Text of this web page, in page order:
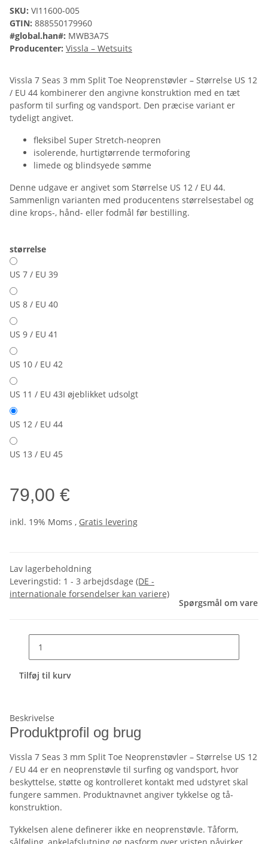
SKU: VI11600-005
GTIN: 888550179960
#global.han#: MWB3A7S
Producenter: Vissla – Wetsuits
Vissla 7 Seas 3 mm Split Toe Neoprenstøvler – Størrelse US 12
/ EU 44 kombinerer den angivne konstruktion med en tæt
pasform til surfing og vandsport. Den præcise variant er
tydeligt angivet.
fleksibel Super Stretch-neopren
isolerende, hurtigtørrende termoforing
limede og blindsyede sømme
Denne udgave er angivet som Størrelse US 12 / EU 44.
Sammenlign varianten med producentens størrelsestabel og
dine krops-, hånd- eller fodmål før bestilling.
størrelse
US 7 / EU 39
US 8 / EU 40
US 9 / EU 41
US 10 / EU 42
US 11 / EU 43I øjeblikket udsolgt
US 12 / EU 44
US 13 / EU 45
79,00 €
inkl. 19% Moms , Gratis levering
Lav lagerbeholdning
Leveringstid: 1 - 3 arbejdsdage (DE -
internationale forsendelser kan variere)
Spørgsmål om vare
Tilføj til kurv
Beskrivelse
Produktprofil og brug
Vissla 7 Seas 3 mm Split Toe Neoprenstøvler – Størrelse US 12
/ EU 44 er en neoprenstøvle til surfing og vandsport, hvor
beskyttelse, støtte og kontrolleret kontakt med udstyret skal
fungere sammen. Produktnavnet angiver tykkelse og tå-
konstruktion.
Tykkelsen alene definerer ikke en neoprenstøvle. Tåform,